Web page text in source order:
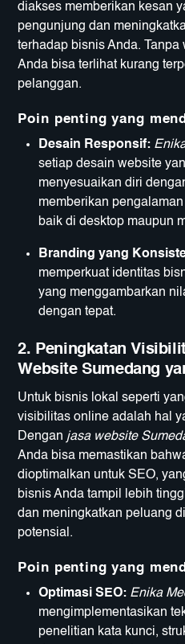
diakses memberikan kesan
pengunjung dan
terhadap bisnis Anda.
Anda bisa terlihat kurang
pelanggan.
Poin penting yang
Desain Responsif:
setiap desain website
menyesuaikan diri
memberikan
baik di desktop maupun
Branding yang
memperkuat identitas
yang menggambarkan
dengan tepat.
2. Peningkatan
Website Sumedang
Untuk bisnis lokal seperti
visibilitas online adalah hal
Dengan jasa website
Anda bisa memastikan
dioptimalkan untuk SEO,
bisnis Anda tampil lebih
dan meningkatkan peluang
potensial.
Poin penting yang
Optimasi SEO: Enika
mengimplementasikan
penelitian kata kunci,